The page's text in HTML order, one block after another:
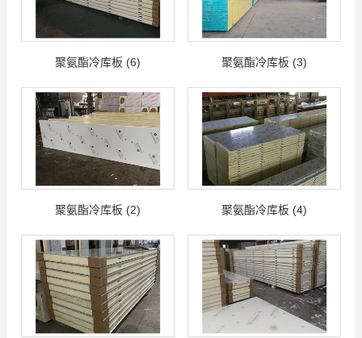
聚氨酯冷库板 (6) 聚氨酯冷库板 (3)
聚氨酯冷库板 (2) 聚氨酯冷库板 (4)